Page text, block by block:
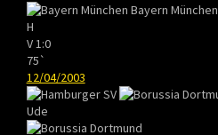
Bayern München
H
V 1:0
75`
12/04/2003
Ude